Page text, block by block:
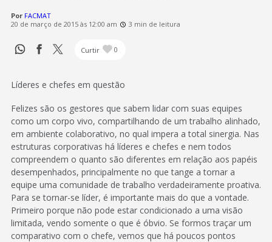
Por FACMAT
20 de março de 2015 às 12:00 am
3 min de leitura
Curtir 0
Líderes e chefes em questão
Felizes são os gestores que sabem lidar com suas equipes
como um corpo vivo, compartilhando de um trabalho alinhado,
em ambiente colaborativo, no qual impera a total sinergia. Nas
estruturas corporativas há líderes e chefes e nem todos
compreendem o quanto são diferentes em relação aos papéis
desempenhados, principalmente no que tange a tornar a
equipe uma comunidade de trabalho verdadeiramente proativa.
Para se tornar-se líder, é importante mais do que a vontade.
Primeiro porque não pode estar condicionado a uma visão
limitada, vendo somente o que é óbvio. Se formos traçar um
comparativo com o chefe, vemos que há poucos pontos